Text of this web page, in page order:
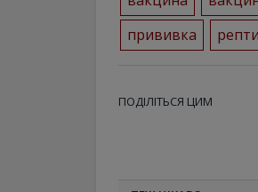
прививка
ПОДІЛІТЬСЯ ЦИМ